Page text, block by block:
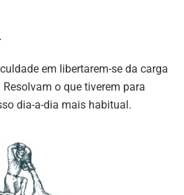
em libertarem-se da carga
o que tiverem para
dia-a-dia mais habitual.